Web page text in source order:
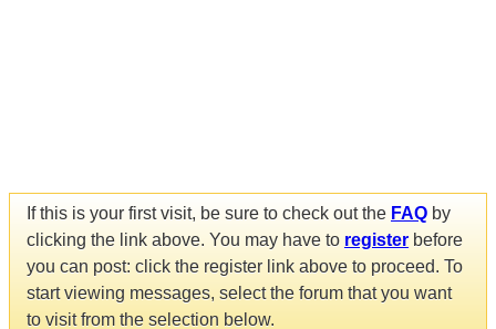
If this is your first visit, be sure to check out the FAQ by
clicking the link above. You may have to register before
you can post: click the register link above to proceed. To
start viewing messages, select the forum that you want
to visit from the selection below.